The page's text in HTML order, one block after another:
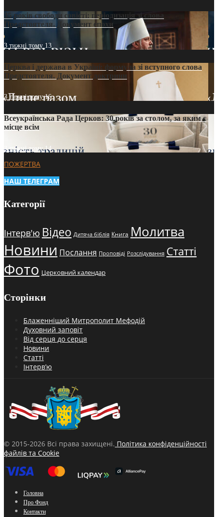
35 років свободи совісті: періодизація зі слова
Предстоятеля. Документ епохи
3 тижні тому 13
Церква і держава в Україні: формула зі вступного слова
Предстоятеля. Документ доктрини
3 тижні тому16
Всеукраїнська Рада Церков: 30 років за столом, за яким є
місце всім
3 тижні тому14
ПОЖЕРТВА
НАШ ТЕЛЕГРАМ
Категорії
Інтерв'ю Відео Дитяча біблія Книга Молитва
Новини Послання Проповіді Розслідування Статті
Фото Церковний календар
Сторінки
Блаженніший Митрополит Мефодій
Духовний заповіт
Від серця до серця
Новини
Статті
Інтерв’ю
© 2015-2026 Всі права захищені. Політика конфіденційності
файлів та Cookie
Головна
Про Фонд
Контакти